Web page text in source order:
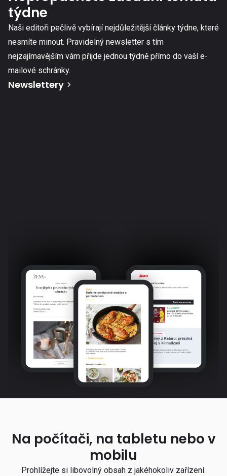
týdne
Naši editoři pečlivě vybírají nejdůležitější články týdne, které
nesmíte minout. Pravidelný newsletter s tím
nejzajímavějším vám přijde jednou týdně přímo do vaší e-
mailové schránky.
Newslettery
Na počítači, na tabletu nebo v
mobilu
Prohlížejte si libovolný obsah z jakéhokoliv zařízení.